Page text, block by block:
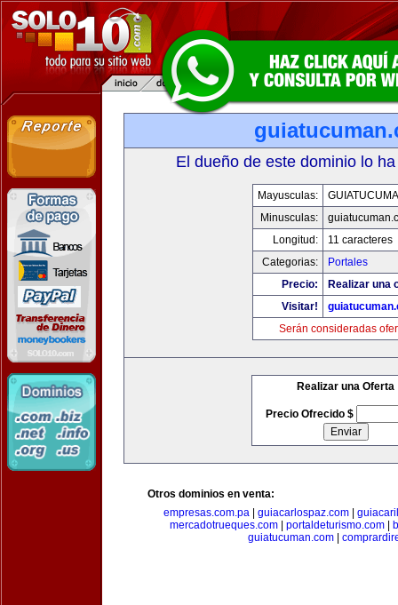
El dueño de este dominio lo
Mayusculas:
Minusculas:
Longitud:
11 caracteres
Categorias:
Portales
Precio:
Realizar una
Visitar!
Serán consideradas
Realizar una Oferta
Precio Ofrecido $
Otros dominios en venta:
empresas.com.pa| guiacarlospaz.com|
mercadotrueques.com| portaldeturismo.com|
guiatucuman.com